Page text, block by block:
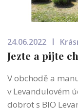
24.06.2022
Jezte a pijte
V obchodě a
v Levandulovém
dobrot s BIO